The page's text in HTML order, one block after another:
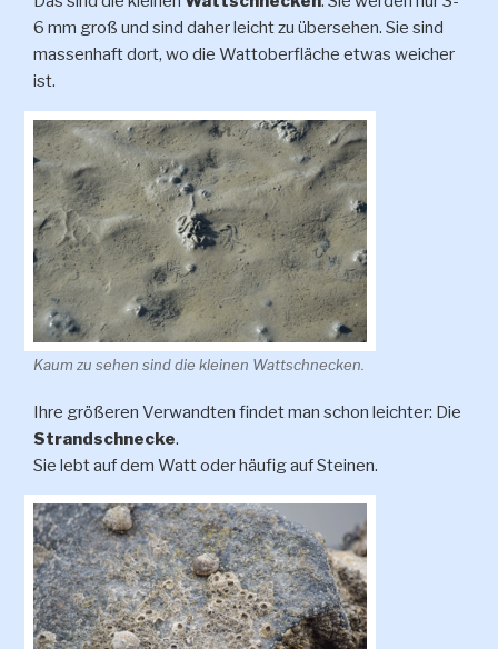
6 mm groß und sind daher leicht zu übersehen. Sie sind
massenhaft dort, wo die Wattoberfläche etwas weicher
ist.
Kaum zu sehen sind die kleinen Wattschnecken.
Ihre größeren Verwandten findet man schon leichter: Die
Strandschnecke.
Sie lebt auf dem Watt oder häufig auf Steinen.